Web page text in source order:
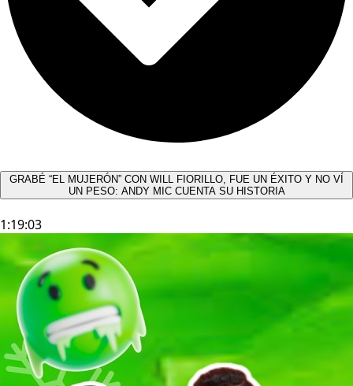
GRABÉ “EL MUJERÓN” CON WILL FIORILLO, FUE UN ÉXITO Y NO VÍ
UN PESO: ANDY MIC CUENTA SU HISTORIA
1:19:03